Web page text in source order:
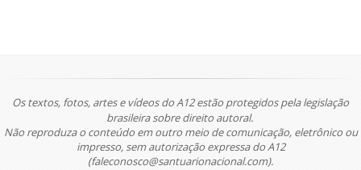
Os textos, fotos, artes e vídeos do A12 estão protegidos pela legislação
brasileira sobre direito autoral.
Não reproduza o conteúdo em outro meio de comunicação, eletrônico ou
impresso, sem autorização expressa do A12
(faleconosco@santuarionacional.com).